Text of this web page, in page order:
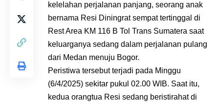
kelelahan perjalanan panjang, seorang anak
bernama Resi Diningrat sempat tertinggal di
Rest Area KM 116 B Tol Trans Sumatera saat
keluarganya sedang dalam perjalanan pulang
dari Medan menuju Bogor.
Peristiwa tersebut terjadi pada Minggu
(6/4/2025) sekitar pukul 02.00 WIB. Saat itu,
kedua orangtua Resi sedang beristirahat di